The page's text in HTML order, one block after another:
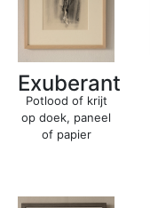
Exuberant
Potlood of krijt
op doek, paneel
of papier